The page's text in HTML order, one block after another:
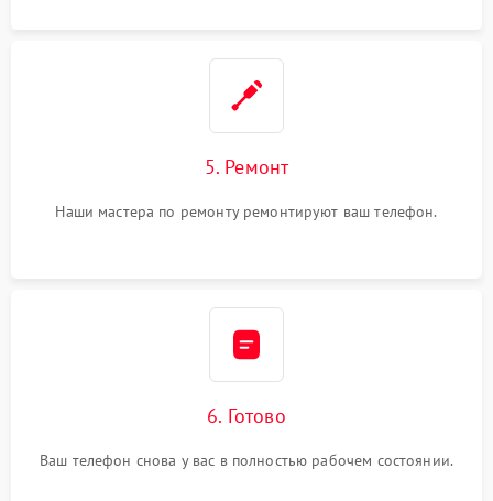
5. Ремонт
Наши мастера по ремонту ремонтируют ваш телефон.
6. Готово
Ваш телефон снова у вас в полностью рабочем состоянии.